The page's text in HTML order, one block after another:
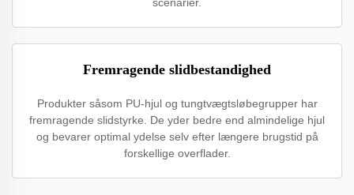
Fremragende slidbestandighed
Produkter såsom PU-hjul og tungtvægtsløbegrupper har
fremragende slidstyrke. De yder bedre end almindelige hjul
og bevarer optimal ydelse selv efter længere brugstid på
forskellige overflader.